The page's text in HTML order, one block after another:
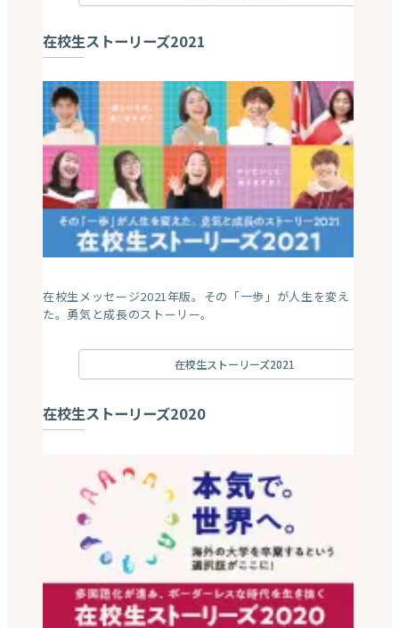
在校生ストーリーズ2021
在校生メッセージ2021年版。その「一歩」が人生を変え
た。勇気と成長のストーリー。
在校生ストーリーズ2021
在校生ストーリーズ2020